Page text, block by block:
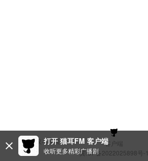
建议与反馈 客户端
冀ICP备2022025898号-1
打开 猫耳FM 客户端
收听更多精彩广播剧